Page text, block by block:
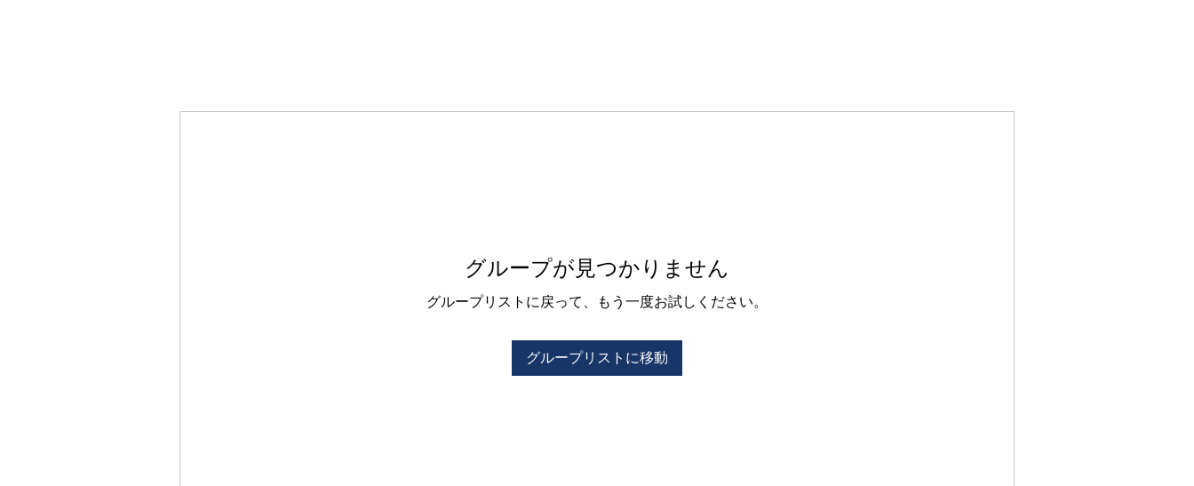
グループが見つかりません
グループリストに戻って、もう一度お試しください。
グループリストに移動